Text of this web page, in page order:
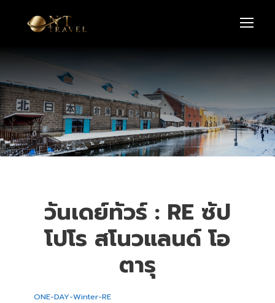
วันเดย์ทัวร์ : RE ซัป
โปโร สโนวแลนด์ โอ
ตารุ
ONE-DAY-Winter-RE